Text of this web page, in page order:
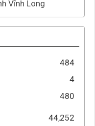
Vĩnh Long
484
4
480
44,252